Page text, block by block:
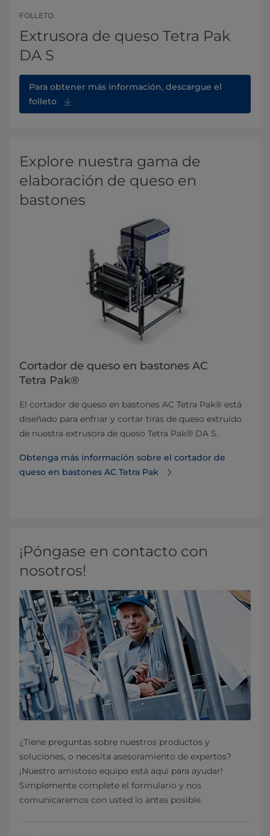
FOLLETO
Extrusora de queso Tetra Pak
DA S
Para obtener más información, descargue el
folleto
Explore nuestra gama de
elaboración de queso en
bastones
Cortador de queso en bastones AC
Tetra Pak®
El cortador de queso en bastones AC Tetra Pak® está
diseñado para enfriar y cortar tiras de queso extruido
de nuestra extrusora de queso Tetra Pak® DA S.
Obtenga más información sobre el cortador de
queso en bastones AC Tetra Pak
¡Póngase en contacto con
nosotros!
¿Tiene preguntas sobre nuestros productos y
soluciones, o necesita asesoramiento de expertos?
¡Nuestro amistoso equipo está aquí para ayudar!
Simplemente complete el formulario y nos
comunicaremos con usted lo antes posible.